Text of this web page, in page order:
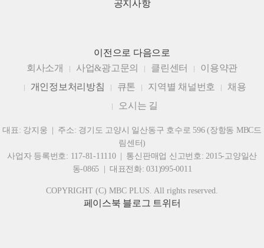
공지사항
이전으로 다음으로
회사소개
사업&광고문의 클린센터
이용약관
개인정보처리방침
큐톤 지역별 채널번호
채용
오시는 길
대표: 강지웅 | 주소: 경기도 고양시 일산동구 호수로 596 (장항동 MBC드
림센터)
사업자 등록번호: 117-81-11110 | 통신판매업 신고번호: 2015-고양일산
동-0865 | 대표전화: 031)995-0011
COPYRIGHT (C) MBC PLUS. All rights reserved.
페이스북 블로그 트위터